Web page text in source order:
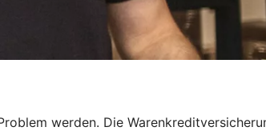
werden. Die